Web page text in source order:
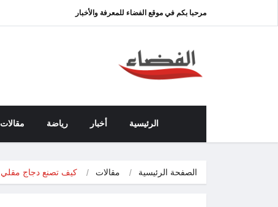
مرحبا بكم في موقع الفضاء للمعرفة والأخبار
الرئيسية أخبار رياضة مقالات
الصفحة الرئيسية مقالات كيف تصنع دجاج مقلي